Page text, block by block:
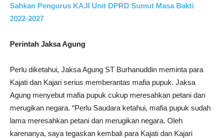
Sahkan Pengurus KAJI Unit DPRD Sumut Masa Bakti
2022-2027
Perintah Jaksa Agung
Perlu diketahui, Jaksa Agung ST Burhanuddin meminta para
Kajati dan Kajari serius memberantas mafia pupuk. Jaksa
Agung menyebut mafia pupuk cukup meresahkan petani dan
merugikan negara. “Perlu Saudara ketahui, mafia pupuk sudah
lama meresahkan petani dan merugikan negara. Oleh
karenanya, saya tegaskan kembali para Kajati dan Kajari